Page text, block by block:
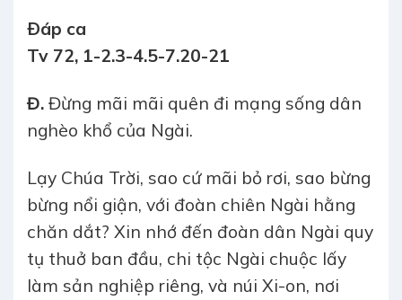
Ðáp ca
Tv 72, 1-2.3-4.5-7.20-21
Đ. Đừng mãi mãi quên đi mạng sống dân
nghèo khổ của Ngài.
Lạy Chúa Trời, sao cứ mãi bỏ rơi, sao bừng
bừng nổi giận, với đoàn chiên Ngài hằng
chăn dắt? Xin nhớ đến đoàn dân Ngài quy
tụ thuở ban đầu, chi tộc Ngài chuộc lấy
làm sản nghiệp riêng, và núi Xi-on, nơi